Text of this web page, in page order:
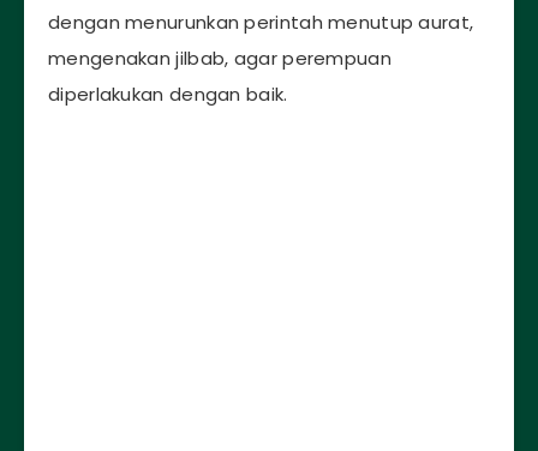
dengan menurunkan perintah menutup aurat,
mengenakan jilbab, agar perempuan
diperlakukan dengan baik.